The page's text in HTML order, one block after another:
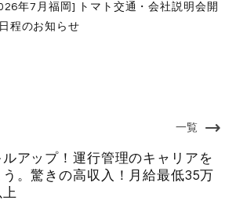
年7月福岡] トマト交通・会社説明会開
程のお知らせ
一覧
ルアップ！運行管理のキャリアを
。驚きの高収入！月給最低35万
上